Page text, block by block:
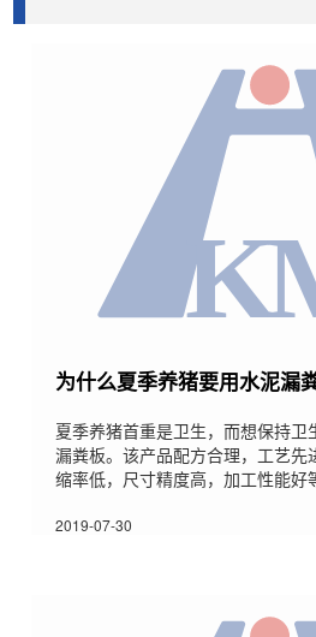
为什么夏季养猪要用水泥漏
夏季养猪首重是卫生，而想保持卫
漏粪板。该产品配方合理，工艺先
缩率低，尺寸精度高，加工性能好
好，可适用于各种消毒工作并且重
剂，使混凝土强度达C40以上，其
2019-07-30